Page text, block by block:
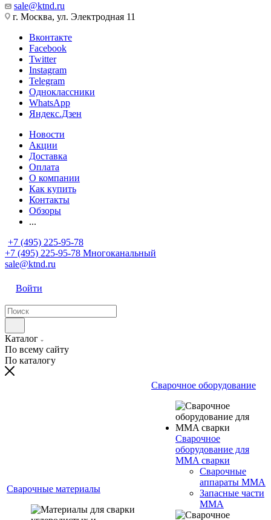
sale@ktnd.ru
г. Москва, ул. Электродная 11
Вконтакте
Facebook
Twitter
Instagram
Telegram
Одноклассники
WhatsApp
Яндекс.Дзен
Новости
Акции
Доставка
Оплата
О компании
Как купить
Контакты
Обзоры
...
+7 (495) 225-95-78
+7 (495) 225-95-78 Многоканальный
sale@ktnd.ru
Войти
Каталог
По всему сайту
По каталогу
Сварочные материалы
Сварочное оборудование
Сварочное
оборудование для
MMA сварки
Сварочные
аппараты MMA
Запасные части
MMA